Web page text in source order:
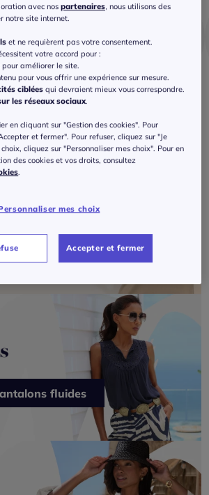
Shorts T-shirts
fluides
avec nospartenaires , nous utilisons des
notre site internet.
et ne requièrent pas votre consentement.
votre accord pour :
améliorer le site.
pour vous offrir une expérience sur mesure.
ciblées qui devraient mieux vous correspondre.
les réseaux sociaux
en cliquant sur "Gestion des cookies". Pour
et fermer". Pour refuser, cliquez sur "Je
cliquez sur "Personnaliser mes choix". Pour en
des cookies et vos droits, consultez
mes choix
Accepter et fermer